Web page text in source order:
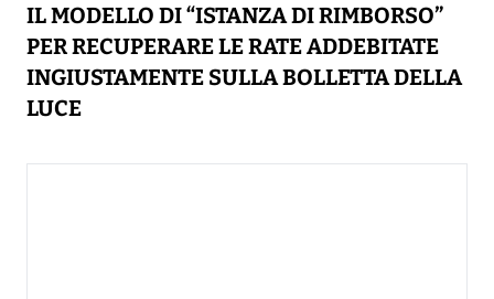
IL MODELLO DI “ISTANZA DI RIMBORSO”
PER RECUPERARE LE RATE ADDEBITATE
INGIUSTAMENTE SULLA BOLLETTA DELLA
LUCE